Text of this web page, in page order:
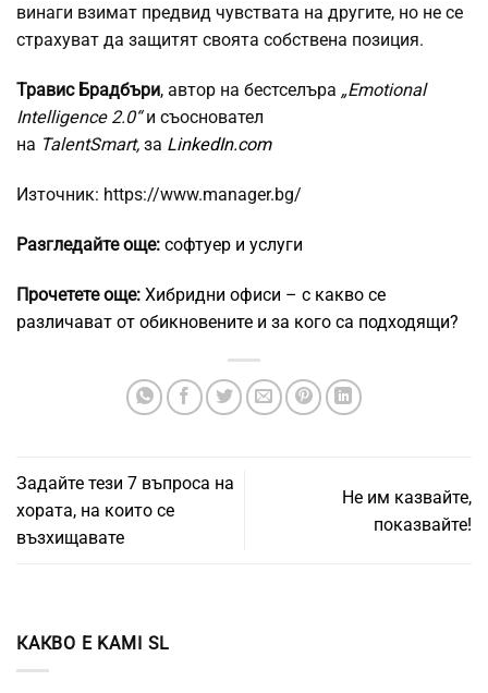
винаги взимат предвид чувствата на другите, но не се
страхуват да защитят своята собствена позиция.
Травис Брадбъри, автор на бестселъра „Emotional
Intelligence 2.0“и съосновател
на TalentSmart, за LinkedIn.com
Източник: https://www.manager.bg/
Разгледайте още: софтуер и услуги
Прочетете още: Хибридни офиси – с какво се
различават от обикновените и за кого са подходящи?
Задайте тези 7 въпроса на
хората, на които се
възхищавате
Не им казвайте,
показвайте!
КАКВО Е KAMI SL